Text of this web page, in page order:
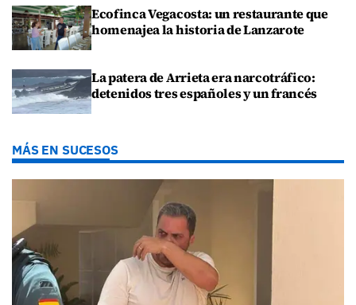
Ecofinca Vegacosta: un restaurante que
homenajea la historia de Lanzarote
La patera de Arrieta era narcotráfico:
detenidos tres españoles y un francés
MÁS EN SUCESOS